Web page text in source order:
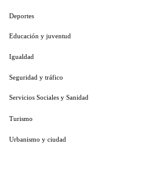
Deportes
Educación y juventud
Igualdad
Seguridad y tráfico
Servicios Sociales y Sanidad
Turismo
Urbanismo y ciudad